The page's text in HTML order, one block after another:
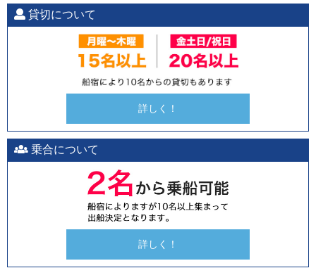
貸切について
詳しく！
乗合について
詳しく！